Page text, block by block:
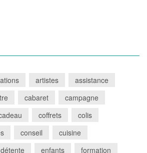
artistes
assistance
cabaret
campagne
coffrets
colis
conseil
cuisine
détente enfants formation